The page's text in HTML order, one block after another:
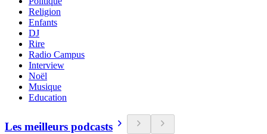
Religion
Enfants
DJ
Rire
Radio Campus
Interview
Noël
Musique
Education
Les meilleurs podcasts